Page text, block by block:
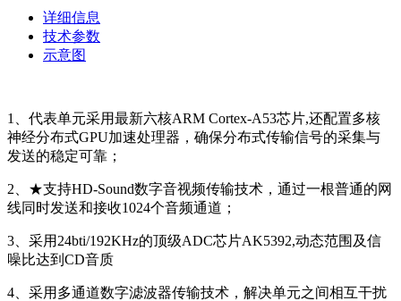
详细信息
技术参数
示意图
1、代表单元采用最新六核ARM Cortex-A53芯片,还配置多核
神经分布式GPU加速处理器，确保分布式传输信号的采集与
发送的稳定可靠；
2、★支持HD-Sound数字音视频传输技术，通过一根普通的网
线同时发送和接收1024个音频通道；
3、采用24bti/192KHz的顶级ADC芯片AK5392,动态范围及信
噪比达到CD音质
4、采用多通道数字滤波器传输技术，解决单元之间相互干扰